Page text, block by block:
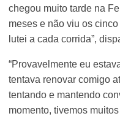
chegou muito tarde na
meses e não viu os
lutei a cada corrida”,
“Provavelmente eu
tentava renovar comigo
tentando e mantendo
momento, tivemos